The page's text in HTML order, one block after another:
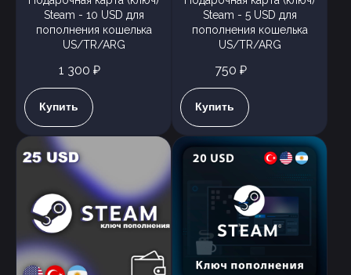
Steam - 10 USD для
пополнения кошелька
US/TR/ARG
1 300 ₽
Купить
Steam - 5 USD для
пополнения кошелька
US/TR/ARG
750 ₽
Купить